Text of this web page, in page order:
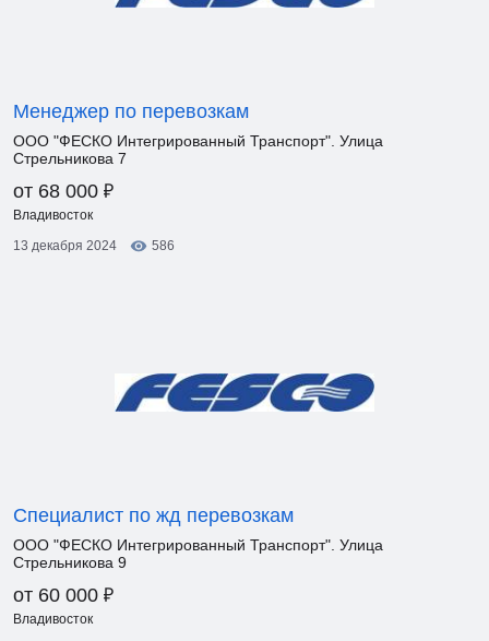
Менеджер по перевозкам
ООО "ФЕСКО Интегрированный Транспорт". Улица
Стрельникова 7
от 68 000 ₽
Владивосток
13 декабря 2024
586
Специалист по жд перевозкам
ООО "ФЕСКО Интегрированный Транспорт". Улица
Стрельникова 9
от 60 000 ₽
Владивосток